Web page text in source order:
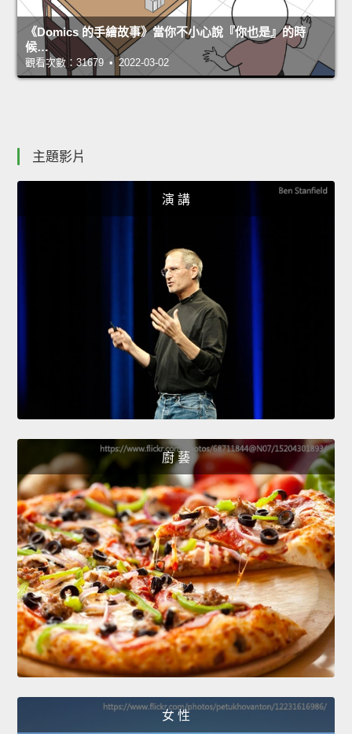
《Domics 的手繪故事》當你不小心說『你也是』的時
候…
觀看次數：31679 • 2022-03-02
主題影片
演 講
廚 藝
女 性